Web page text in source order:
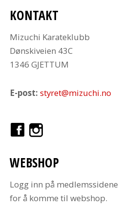
KONTAKT
Mizuchi Karateklubb
Dønskiveien 43C
1346 GJETTUM
E-post: styret@mizuchi.no
WEBSHOP
Logg inn på medlemssidene
for å komme til webshop.